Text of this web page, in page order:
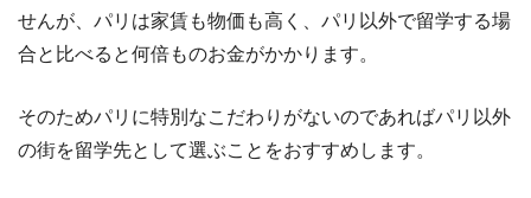
せんが、パリは家賃も物価も高く、パリ以外で留学する場
合と比べると何倍ものお金がかかります。
そのためパリに特別なこだわりがないのであればパリ以外
の街を留学先として選ぶことをおすすめします。